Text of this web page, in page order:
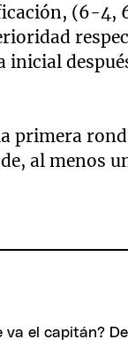
(6-
inicial
primera
al menos